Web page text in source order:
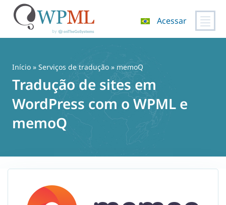
Acessar
Início » Serviços de tradução » memoQ
Tradução de sites em
WordPress com o WPML e
memoQ